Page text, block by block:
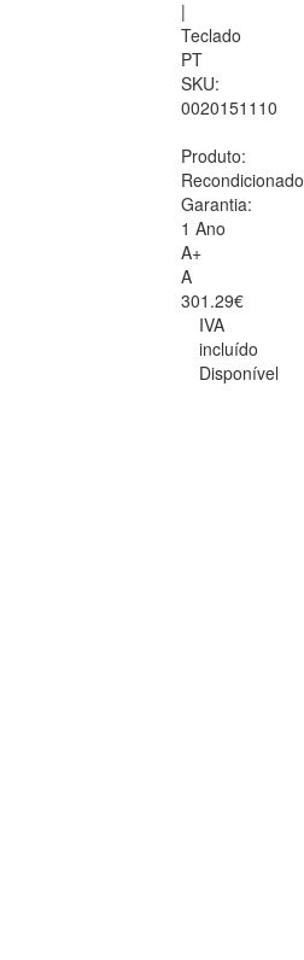
|
Teclado
PT
SKU:
0020151110
Produto:
Recondicionado
Garantia:
1 Ano
A+
A
301.29€
IVA
incluído
Disponível